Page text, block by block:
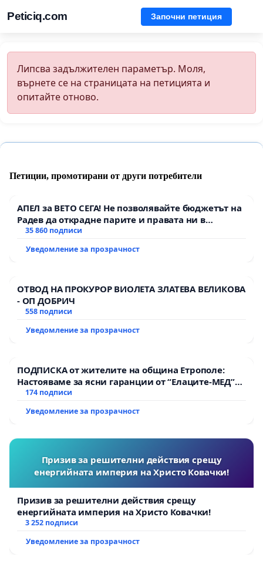
Peticiq.com Започни петиция
Липсва задължителен параметър. Моля,
върнете се на страницата на петицията и
опитайте отново.
Петиции, промотирани от други потребители
АПЕЛ за ВЕТО СЕГА! Не позволявайте бюджетът на
Радев да открадне парите и правата ни в
тъмното
35 860 подписи
Уведомление за прозрачност
ОТВОД НА ПРОКУРОР ВИОЛЕТА ЗЛАТЕВА ВЕЛИКОВА
- ОП ДОБРИЧ
558 подписи
Уведомление за прозрачност
ПОДПИСКА от жителите на община Етрополе:
Настояваме за ясни гаранции от “Елаците-МЕД”
АД и от държавата, че ще се изпълнят всички
174 подписи
Уведомление за прозрачност
Призив за решителни действия срещу
енергийната империя на Христо Ковачки!
Призив за решителни действия срещу
енергийната империя на Христо Ковачки!
3 252 подписи
Уведомление за прозрачност